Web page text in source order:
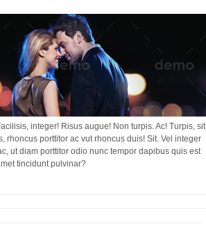
integer! Risus augue! Non turpis. Ac! Turpis, sit
rhoncus porttitor ac vut rhoncus duis! Sit. Vel integer
ut diam porttitor odio nunc tempor dapibus quis est
tincidunt pulvinar?